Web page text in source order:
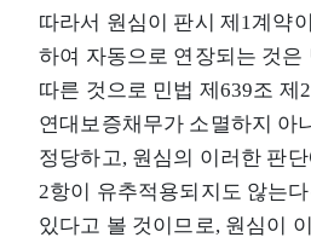
따라서 원심이 판시 제1계약
하여 자동으로 연장되는 것은
따른 것으로 민법 제639조 제
연대보증채무가 소멸하지 아
정당하고, 원심의 이러한 판
2항이 유추적용되지도 않는
있다고 볼 것이므로, 원심이